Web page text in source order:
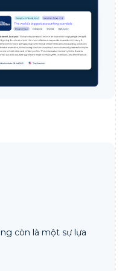
còn là một sự lựa